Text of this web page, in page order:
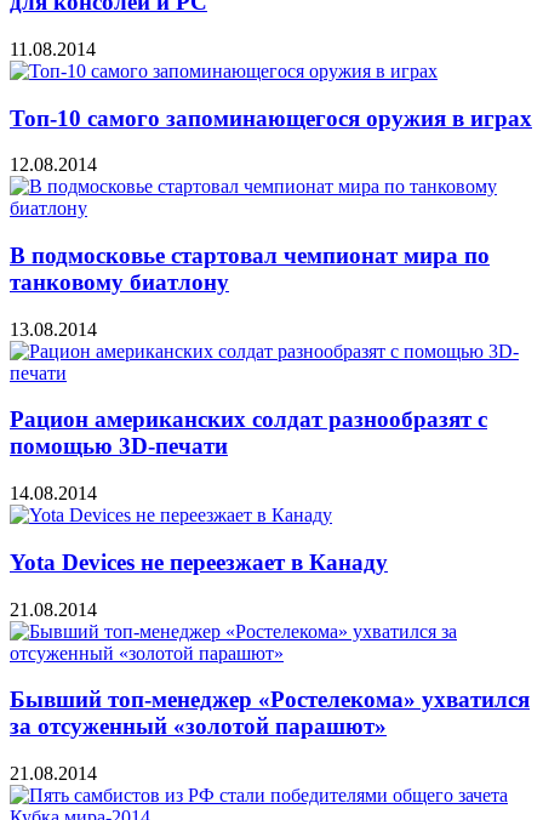
11.08.2014
Топ-10 самого запоминающегося оружия в играх
12.08.2014
В подмосковье стартовал чемпионат мира по
танковому биатлону
13.08.2014
Рацион американских солдат разнообразят с
помощью 3D-печати
14.08.2014
Yota Devices не переезжает в Канаду
21.08.2014
Бывший топ-менеджер «Ростелекома» ухватился
за отсуженный «золотой парашют»
21.08.2014